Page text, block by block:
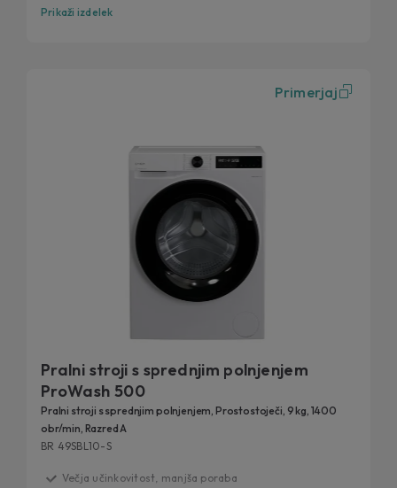
Prikaži izdelek
Primerjaj
Pralni stroji s sprednjim polnjenjem
ProWash 500
Pralni stroji s sprednjim polnjenjem, Prostostoječi, 9 kg, 1400
obr/min, Razred A
BR 49SBL10-S
Večja učinkovitost, manjša poraba